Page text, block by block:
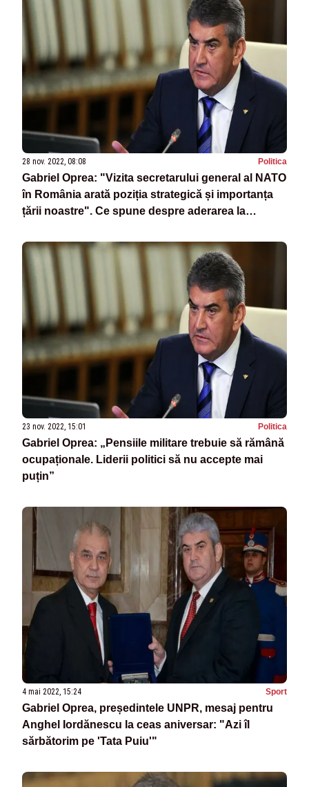
28 nov. 2022, 08:08 Politica
Gabriel Oprea: "Vizita secretarului general al NATO
în România arată poziția strategică și importanța
țării noastre". Ce spune despre aderarea la
23 nov. 2022, 15:01 Politica
Gabriel Oprea: „Pensiile militare trebuie să rămână
ocupaționale. Liderii politici să nu accepte mai
puțin”
4 mai 2022, 15:24 Sport
Gabriel Oprea, președintele UNPR, mesaj pentru
Anghel Iordănescu la ceas aniversar: "Azi îl
sărbătorim pe 'Tata Puiu'"